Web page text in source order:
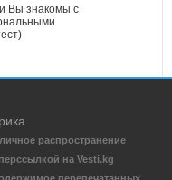
Вы знакомы с
распространение
на Vesti.kg